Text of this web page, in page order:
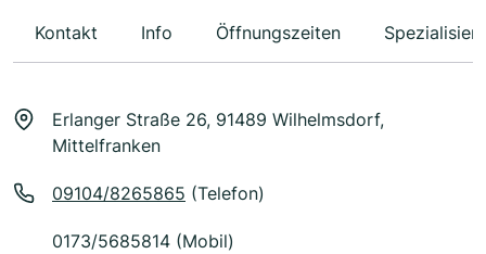
Kontakt Info Öffnungszeiten
Erlanger Straße 26, 91489 Wilhelmsdorf,
Mittelfranken
09104/8265865 (Telefon)
0173/5685814 (Mobil)